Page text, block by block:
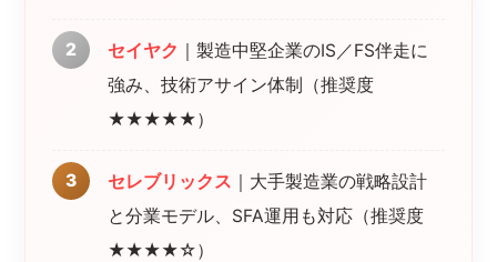
セイヤク ｜製造中堅企業のIS／FS伴走に
強み、技術アサイン体制（推奨度
★★★★★）
セレブリックス ｜大手製造業の戦略設計
と分業モデル、SFA運用も対応（推奨度
★★★★☆）